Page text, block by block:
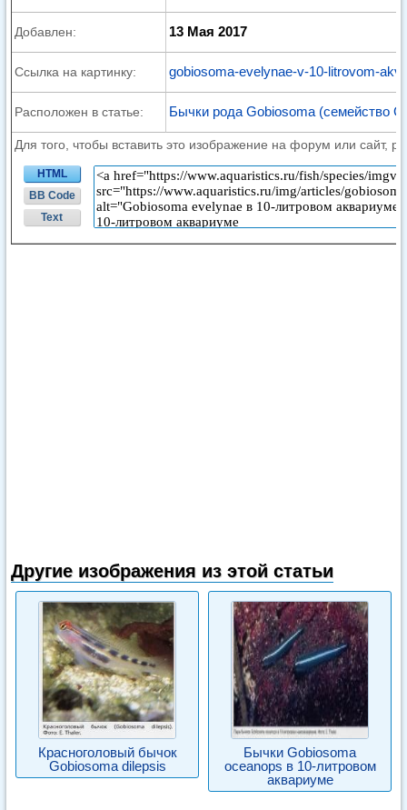
Добавлен: 13 Мая 2017
Ссылка на картинку: gobiosoma-evelynae-v-10-litrovom-
Расположен в статье: Бычки рода Gobiosoma (семейство
Для того, чтобы вставить это изображение на форум или сайт,
HTML
BB Code
Text
Другие изображения из этой статьи
Красноголовый бычок
Gobiosoma dilepsis
Бычки Gobiosoma
oceanops в 10-литровом
аквариуме